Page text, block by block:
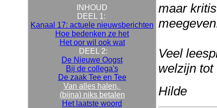
INHOUD
DEEL 1:
Kanaal 17: actuele nieuwsberichten
Hoe bedenken ze het
Het oor wil ook wat
DEEL 2:
De Nieuwe Oogst
Bij de collega's
De zaak Tee en Tee
Van alles halen,
(bijna) niks betalen
Het laatste woord
maar
Veel
welzijn tot
Hilde